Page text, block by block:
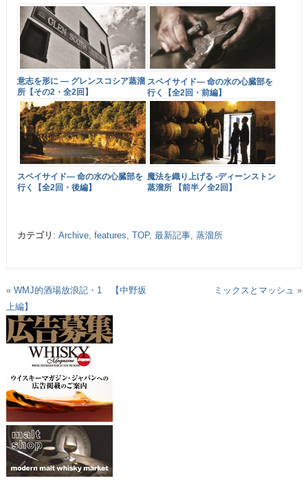
意志を形に ― グレンスコシア蒸溜
所【その2・全2回】
スペイサイド― 命の水の心臓部を
行く【全2回・前編】
スペイサイド― 命の水の心臓部を
行く【全2回・後編】
魔法を織り上げる -ディーンストン
蒸溜所 【前半／全2回】
カテゴリ : Archive, features, TOP, 最新記事, 蒸溜所
« WMJ的酒場放浪記・1 【中野坂
上編】
ミックスとマッシュ »